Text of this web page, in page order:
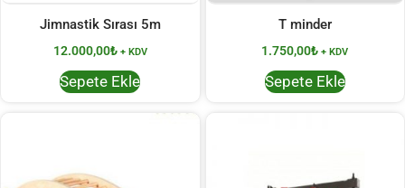
Jimnastik Sırası 5m
12.000,00₺ + KDV
Sepete Ekle
T minder
1.750,00₺ + KDV
Sepete Ekle